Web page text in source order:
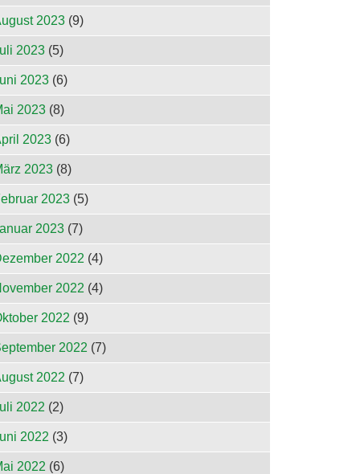
2023 (9)
2023 (5)
2023 (6)
2023 (8)
2023 (6)
2023 (8)
2023 (5)
2023 (7)
2022 (4)
2022 (4)
2022 (9)
2022 (7)
2022 (7)
2022 (2)
2022 (3)
2022 (6)